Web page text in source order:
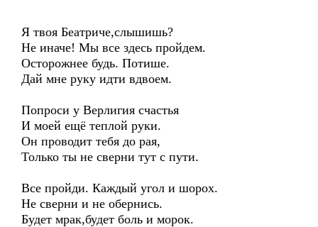
Я твоя Беатриче,слышишь?
Не иначе! Мы все здесь пройдем.
Осторожнее будь. Потише.
Дай мне руку идти вдвоем.
Попроси у Верлигия счастья
И моей ещё теплой руки.
Он проводит тебя до рая,
Только ты не сверни тут с пути.
Все пройди. Каждый угол и шорох.
Не сверни и не обернись.
Будет мрак,будет боль и морок.